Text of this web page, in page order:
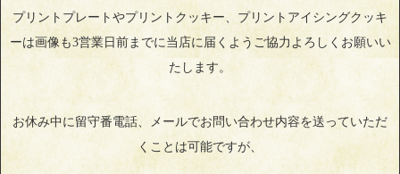
プリントプレートやプリントクッキー、プリントアイシングクッキ
ーは画像も3営業日前までに当店に届くようご協力よろしくお願いい
たします。
お休み中に留守番電話、メールでお問い合わせ内容を送っていただ
くことは可能ですが、